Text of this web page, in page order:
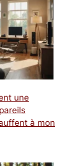
une
à mon